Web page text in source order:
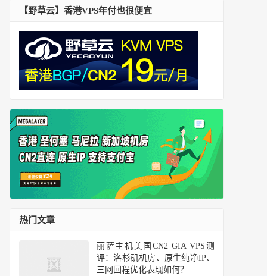
【野草云】香港VPS年付也很便宜
热门文章
丽萨主机美国CN2 GIA VPS测
评：洛杉矶机房、原生纯净IP、
三网回程优化表现如何？